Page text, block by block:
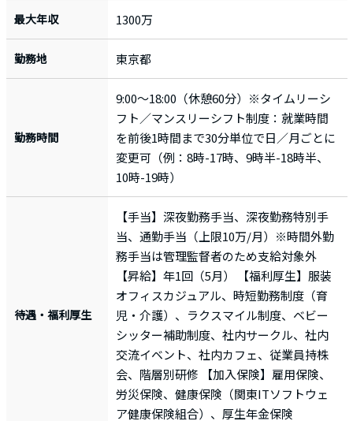
最大年収 1300万
勤務地 東京都
勤務時間
9:00～18:00（休憩60分）※タイムリーシ
フト／マンスリーシフト制度：就業時間
を前後1時間まで30分単位で日／月ごとに
変更可（例：8時-17時、9時半-18時半、
10時-19時）
待遇・福利厚生
【手当】深夜勤務手当、深夜勤務特別手
当、通勤手当（上限10万/月）※時間外勤
務手当は管理監督者のため支給対象外
【昇給】年1回（5月） 【福利厚生】服装
オフィスカジュアル、時短勤務制度（育
児・介護）、ラクスマイル制度、ベビー
シッター補助制度、社内サークル、社内
交流イベント、社内カフェ、従業員持株
会、階層別研修 【加入保険】雇用保険、
労災保険、健康保険（関東ITソフトウェ
ア健康保険組合）、厚生年金保険